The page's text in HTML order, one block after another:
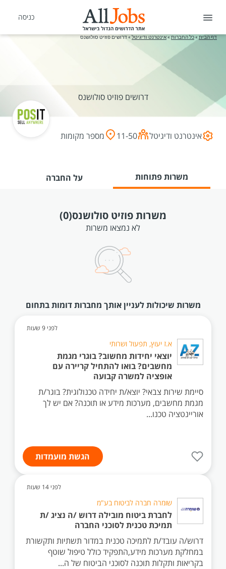
כניסה
דף הבית »כל החברות »אינטרנט ודיגיטל »דרושים פוזיט סולושנס
דרושים פוזיט סולושנס
אינטרנט ודיגיטל 11-50 מספר מקומות
משרות פתוחות על החברה
משרות פוזיט סולושנס(0)
לא נמצאו משרות
משרות שיכולות לעניין אותך מחברות דומות בתחום
לפני 9 שעות
א.ז יעוץ, תפעול ושרותי
יוצאי יחידות מחשוב? בוגרי מגמת
מחשבים? בואו להתחיל קריירה עם
אופציה למשרה קבועה
סיימת שירות צבאי? יוצא/ת יחידה טכנולוגית? בוגר/ת
מגמת מחשבים, מערכות מידע או תוכנה? אם יש לך
אוריינטציה טכנו...
הגשת מועמדות
לפני 14 שעות
שומרה חברה לביטוח בע"מ
לחברת ביטוח מובילה דרוש /ה נציג /ת
תמיכת טכנית לסוכני החברה
דרוש/ה עובד/ת לתמיכה טכנית במדור תשתיות ותקשורת
במחלקת מערכות מידע,התפקיד כולל טיפול שוטף
בקריאות ותקלות תוכנה לסוכני הביטוח של ה...